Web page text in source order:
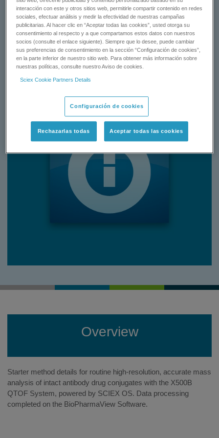
CONTACT SUPPORT
Status:Available
Overview
Starter method details for routine high-resolution, accurate mass
analysis of intact antibody drug conjugates with the X500B
QTOF System, powered by SCIEX OS. Data processing
completed on the BioPharmaView Software.
interacción con este y otros sitios web, permitirle compartir contenido en redes
sociales, efectuar análisis y medir la efectividad de nuestras campañas
publicitarias. Al hacer clic en “Aceptar todas las cookies”, usted otorga su
consentimiento al respecto y a que compartamos estos datos con nuestros
socios (consulte el enlace siguiente). Siempre que lo desee, puede cambiar
sus preferencias de consentimiento en la sección “Configuración de cookies”,
en la parte inferior de nuestro sitio web. Para obtener más información sobre
nuestras políticas, consulte nuestro Aviso de cookies.
Sciex Cookie Partners Details
Configuración de cookies
Rechazarlas todas Aceptar todas las cookies